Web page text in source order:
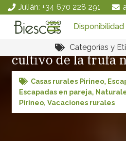
Julián: +34 670 228 291
Disponibilidad
Categorías y
La Diputación de
cultivo de la trufa
Casas rurales Pirineo,
Escapadas en pareja,
Pirineo, Vacaciones rurales